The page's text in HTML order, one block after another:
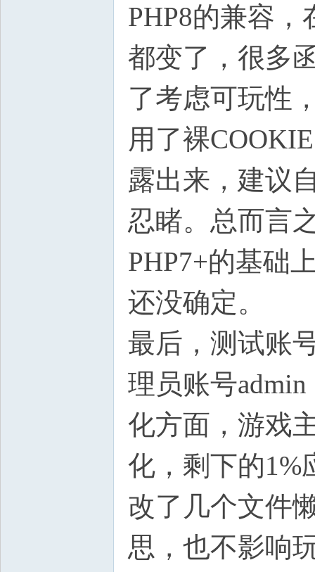
PHP8的兼容
都变了，很多
了考虑可玩性
用了裸
露出来，建议
忍睹。总而言
PHP7+的基础
还没确定。
最后，测试账
理员账号
化方面，游戏
化，剩下的1%
改了几个文件
思，也不影响